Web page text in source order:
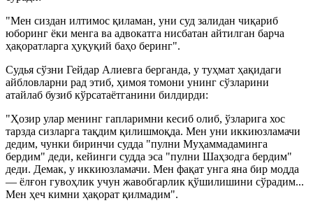
"Мен сиздан илтимос қиламан, уни суд залидан чиқариб
юборинг ёки менга ва адвокатга нисбатан айтилган барча
ҳақоратларга ҳуқуқий баҳо беринг".
Судья сўзни Гейдар Алиевга берганда, у туҳмат ҳақидаги
айбловларни рад этиб, ҳимоя томони унинг сўзларини
атайлаб бузиб кўрсатаётганини билдирди:
"Ҳозир улар менинг гапларимни кесиб олиб, ўзларига хос
тарзда сизларга тақдим қилишмоқда. Мен уни иккиюзламачи
дедим, чунки биринчи судда "пулни Муҳаммадаминга
бердим" деди, кейинги судда эса "пулни Шаҳзодга бердим"
деди. Демак, у иккиюзламачи. Мен фақат унга яна бир модда
— ёлғон гувоҳлик учун жавобгарлик қўшилишини сўрадим...
Мен ҳеч кимни ҳақорат қилмадим".